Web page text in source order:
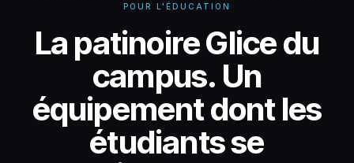
POUR L'ÉDUCATION
Patinoire Glice du
La patinoire Glice du
campus. Un
équipement dont les
étudiants se